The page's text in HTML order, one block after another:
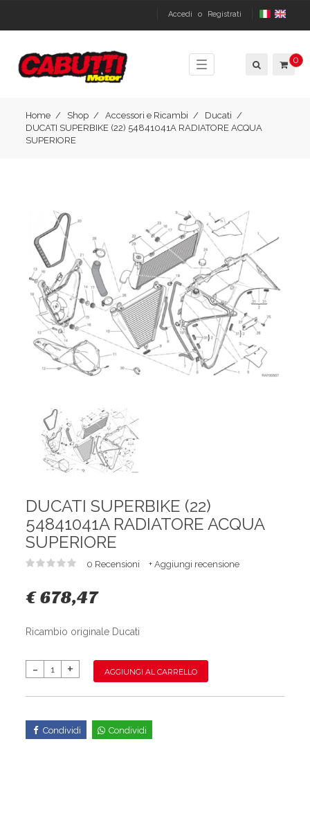
Accedi o Registrati
Toggle
navigation
0
Home Shop Accessori e Ricambi
Ducati
DUCATI SUPERBIKE (22) 54841041A RADIATORE ACQUA
SUPERIORE
DUCATI SUPERBIKE (22)
54841041A RADIATORE ACQUA
SUPERIORE
0 Recensioni + Aggiungi recensione
€ 678,47
Ricambio originale Ducati
AGGIUNGI AL CARRELLO
Condividi Condividi